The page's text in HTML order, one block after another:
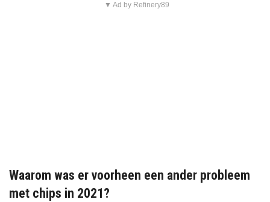
▼ Ad by Refinery89
Waarom was er voorheen een ander probleem
met chips in 2021?